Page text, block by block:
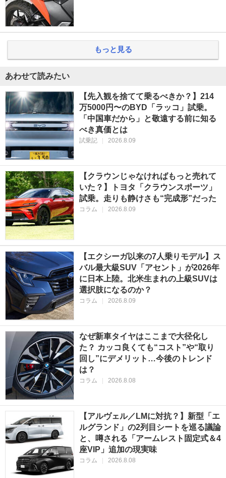
もっと見る
あわせて読みたい
【先入観を捨てて乗るべきか？】214
万5000円〜のBYD「ラッコ」試乗。
「中国車だから」と敬遠する前に知る
べき真価とは
試乗記 2026.8.09
【クラウンじゃなければもっと売れて
いた？】トヨタ「クラウンスポーツ」
試乗。走りも静けさも“完成形”だった
コラム 2026.8.09
【エクシーガ以来の7人乗りモデル】ス
バル最大級SUV「アセント」が2026年
に日本上陸。北米生まれの上級SUVは
選択肢になるのか？
コラム 2026.8.09
なぜ新車タイヤはここまで大径化し
た？ カッコ良くても“コスト”や“取り
回し”にデメリット…今後のトレンド
は？
コラム | 2026.8.08
【アルヴェル／LMに対抗？】新型「エ
ルグランド」の2列目シートを巡る議論
と、噂される「アームレスト固定式＆4
座VIP」追加の現実味
コラム | 2026.8.08